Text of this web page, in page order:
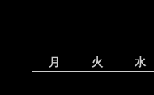
月
火 水